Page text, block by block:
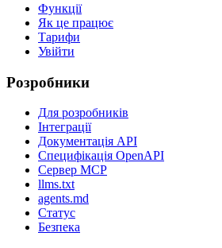
Функції
Як це працює
Тарифи
Увійти
Розробники
Для розробників
Інтеграції
Документація API
Специфікація OpenAPI
Сервер MCP
llms.txt
agents.md
Статус
Безпека